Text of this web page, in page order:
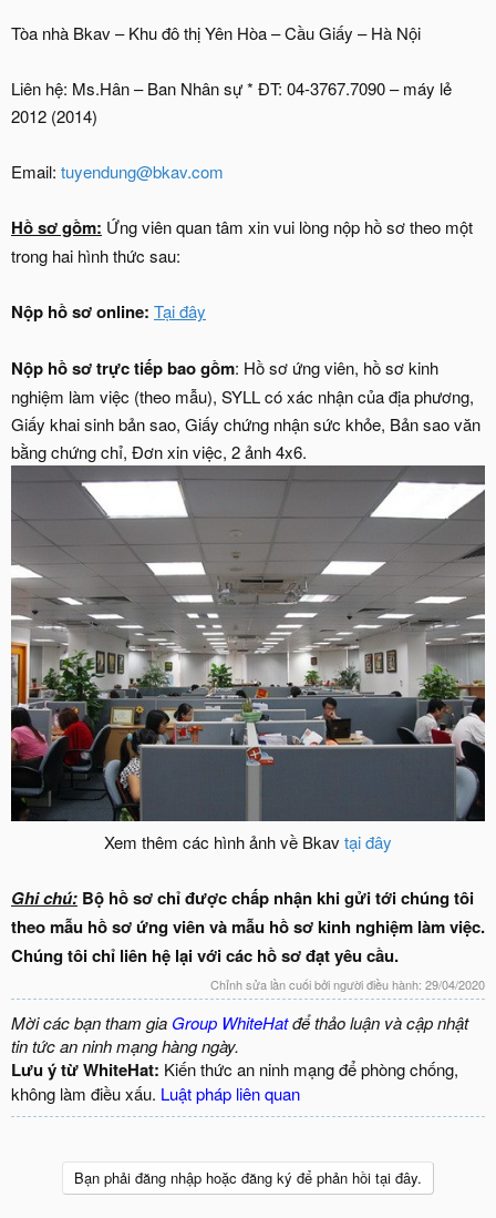
Tòa nhà Bkav – Khu đô thị Yên Hòa – Cầu Giấy – Hà Nội
Liên hệ: Ms.Hân – Ban Nhân sự * ĐT: 04-3767.7090 – máy lẻ
2012 (2014)
Email: tuyendung@bkav.com
Hồ sơ gồm: Ứng viên quan tâm xin vui lòng nộp hồ sơ theo một
trong hai hình thức sau:
Nộp hồ sơ online: Tại đây
Nộp hồ sơ trực tiếp bao gồm: Hồ sơ ứng viên, hồ sơ kinh
nghiệm làm việc (theo mẫu), SYLL có xác nhận của địa phương,
Giấy khai sinh bản sao, Giấy chứng nhận sức khỏe, Bản sao văn
bằng chứng chỉ, Đơn xin việc, 2 ảnh 4x6.
Xem thêm các hình ảnh về Bkavtại đây
Ghi chú: Bộ hồ sơ chỉ được chấp nhận khi gửi tới chúng tôi
theo mẫu hồ sơ ứng viên và mẫu hồ sơ kinh nghiệm làm việc.
Chúng tôi chỉ liên hệ lại với các hồ sơ đạt yêu cầu.
Chỉnh sửa lần cuối bởi người điều hành: 29/04/2020
Mời các bạn tham gia Group WhiteHatđể thảo luận và cập nhật
tin tức an ninh mạng hàng ngày.
Lưu ý từ WhiteHat: Kiến thức an ninh mạng để phòng chống,
không làm điều xấu. Luật pháp liên quan
Bạn phải đăng nhập hoặc đăng ký để phản hồi tại đây.